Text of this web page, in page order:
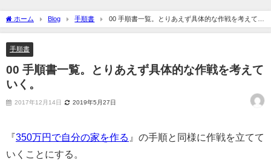
ホーム Blog 手順書
00 手順書一覧。とりあえず具体的な作戦を考えてい
く。
手順書
00 手順書一覧。とりあえず具体的な作戦を考えて
いく。
2017年12月14日 2019年5月27日
『350万円で自分の家を作る 』の手順と同様に作戦を立てて
いくことにする。